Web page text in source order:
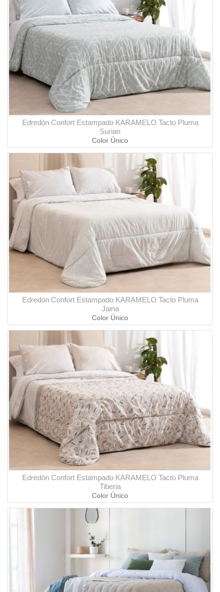
Edredón Confort Estampado KARAMELO Tacto Pluma
Surian
Color Único
Edredón Confort Estampado KARAMELO Tacto Pluma
Jaina
Color Único
Edredón Confort Estampado KARAMELO Tacto Pluma
Tiberia
Color Único